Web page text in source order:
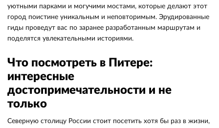
уютными парками и могучими мостами, которые делают этот
город поистине уникальным и неповторимым. Эрудированные
гиды проведут вас по заранее разработанным маршрутам и
поделятся увлекательными историями.
Что посмотреть в Питере:
интересные
достопримечательности и не
только
Северную столицу России стоит посетить хотя бы раз в жизни,